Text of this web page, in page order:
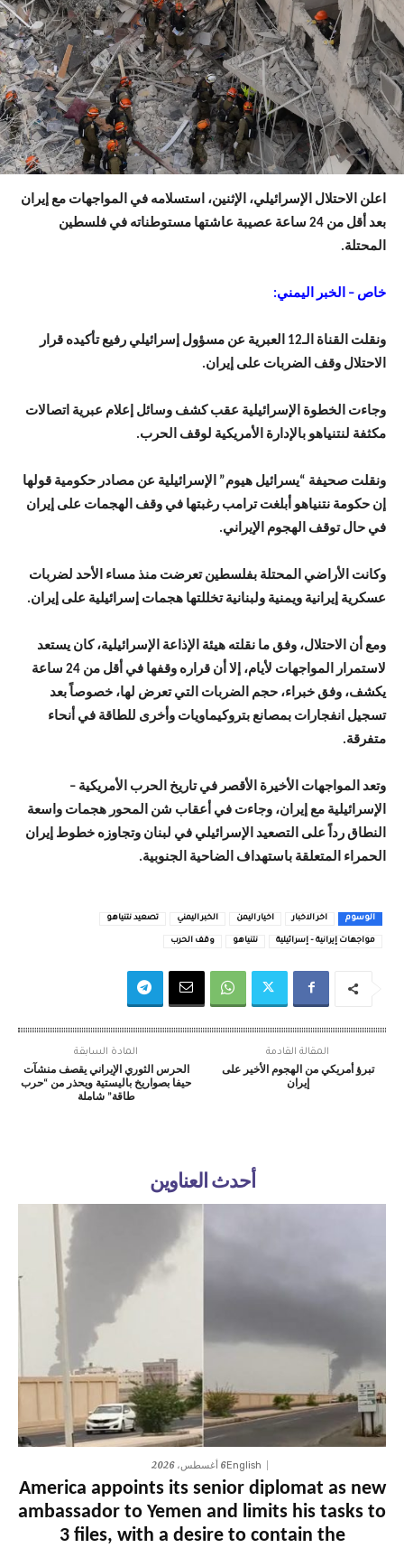
اعلن الاحتلال الإسرائيلي، الإثنين، استسلامه في المواجهات مع إيران
بعد أقل من 24 ساعة عصيبة عاشتها مستوطناته في فلسطين
المحتلة.
خاص – الخبر اليمني:
ونقلت القناة الـ12 العبرية عن مسؤول إسرائيلي رفيع تأكيده قرار
الاحتلال وقف الضربات على إيران.
وجاءت الخطوة الإسرائيلية عقب كشف وسائل إعلام عبرية اتصالات
مكثفة لنتنياهو بالإدارة الأمريكية لوقف الحرب.
ونقلت صحيفة “يسرائيل هيوم” الإسرائيلية عن مصادر حكومية قولها
إن حكومة نتنياهو أبلغت ترامب رغبتها في وقف الهجمات على إيران
في حال توقف الهجوم الإيراني.
وكانت الأراضي المحتلة بفلسطين تعرضت منذ مساء الأحد لضربات
عسكرية إيرانية ويمنية ولبنانية تخللتها هجمات إسرائيلية على إيران.
ومع أن الاحتلال، وفق ما نقلته هيئة الإذاعة الإسرائيلية، كان يستعد
لاستمرار المواجهات لأيام، إلا أن قراره وقفها في أقل من 24 ساعة
يكشف، وفق خبراء، حجم الضربات التي تعرض لها، خصوصاً بعد
تسجيل انفجارات بمصانع بتروكيماويات وأخرى للطاقة في أنحاء
متفرقة.
وتعد المواجهات الأخيرة الأقصر في تاريخ الحرب الأمريكية –
الإسرائيلية مع إيران، وجاءت في أعقاب شن المحور هجمات واسعة
النطاق رداً على التصعيد الإسرائيلي في لبنان وتجاوزه خطوط إيران
الحمراء المتعلقة باستهداف الضاحية الجنوبية.
الوسوم اخر الاخبار اخيار اليمن الخبر اليمني تصعيد نتنياهو
مواجهات إيرانية – إسرائيلية نتنياهو وقف الحرب
المادة السابقة
الحرس الثوري الإيراني يقصف منشآت
حيفا بصواريخ باليستية ويحذر من “حرب
طاقة” شاملة
المقالة القادمة
تبرؤ أمريكي من الهجوم الأخير على
إيران
أحدث العناوين
English6 أغسطس، 2026
America appoints its senior diplomat as new
ambassador to Yemen and limits his tasks to
3 files, with a desire to contain the